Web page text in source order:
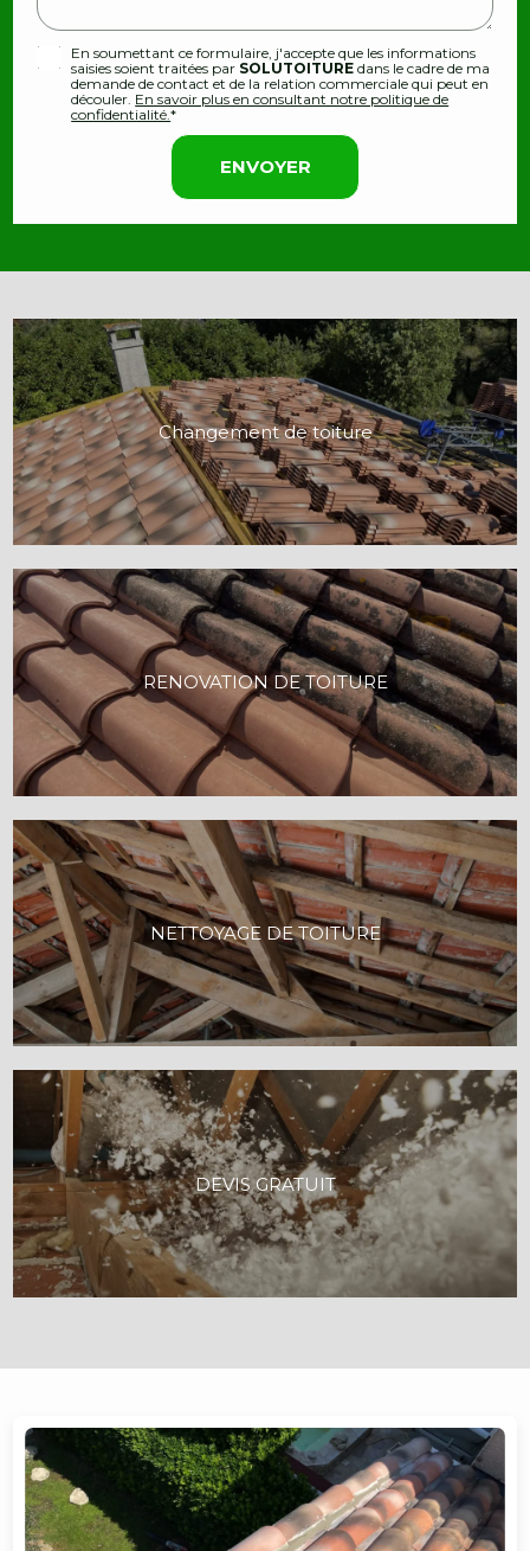
En soumettant ce formulaire, j'accepte que les informations
saisies soient traitées par SOLUTOITURE dans le cadre de ma
demande de contact et de la relation commerciale qui peut en
découler. En savoir plus en consultant notre politique de
confidentialité.*
Changement de toiture
RENOVATION DE TOITURE
NETTOYAGE DE TOITURE
DEVIS GRATUIT